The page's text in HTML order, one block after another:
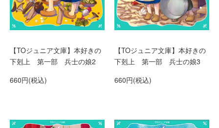
【TOジュニア文庫】本好きの
下剋上 第一部 兵士の娘2
660円(税込)
【TOジュニア文庫】本好きの
下剋上 第一部 兵士の娘3
660円(税込)